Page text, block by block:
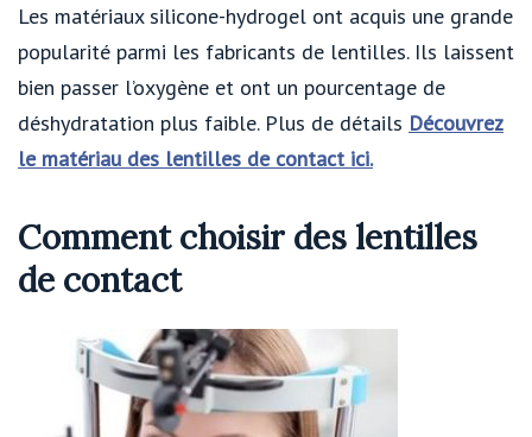
Les matériaux silicone-hydrogel ont acquis une grande
popularité parmi les fabricants de lentilles. Ils laissent
bien passer l’oxygène et ont un pourcentage de
déshydratation plus faible. Plus de détails Découvrez
le matériau des lentilles de contact ici.
Comment choisir des lentilles
de contact